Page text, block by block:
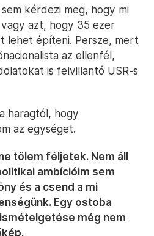
kérdezi meg, hogy mi
azt, hogy 35 ezer
lehet építeni. Persze, mert
az ellenfél,
is felvillantó USR-s
haragtól, hogy
az egységet.
tőlem féljetek. Nem áll
ambícióim sem
és a csend a mi
Egy ostoba
még nem